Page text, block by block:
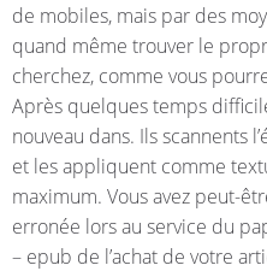
de mobiles, mais par des
quand même trouver le
cherchez, comme vous
Après quelques temps
nouveau dans. Ils scannents
et les appliquent comme
maximum. Vous avez peut-
erronée lors au service du
– epub de l’achat de votre